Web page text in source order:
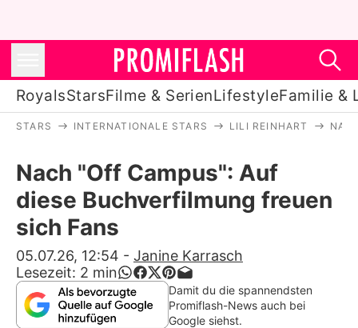
RoyalsStarsFilme & SerienLifestyleFamilie &
Stars
Filme & Serien
Lifestyle
Familie & Liebe
Promiflash Exklusiv
STARS INTERNATIONALE STARS LILI REINHART
Nach "Off Campus": Auf
diese Buchverfilmung freuen
sich Fans
05.07.26, 12:54 - Janine Karrasch
Lesezeit: 2 min
Damit du die spannendsten
Promiflash-News auch bei
Google siehst.